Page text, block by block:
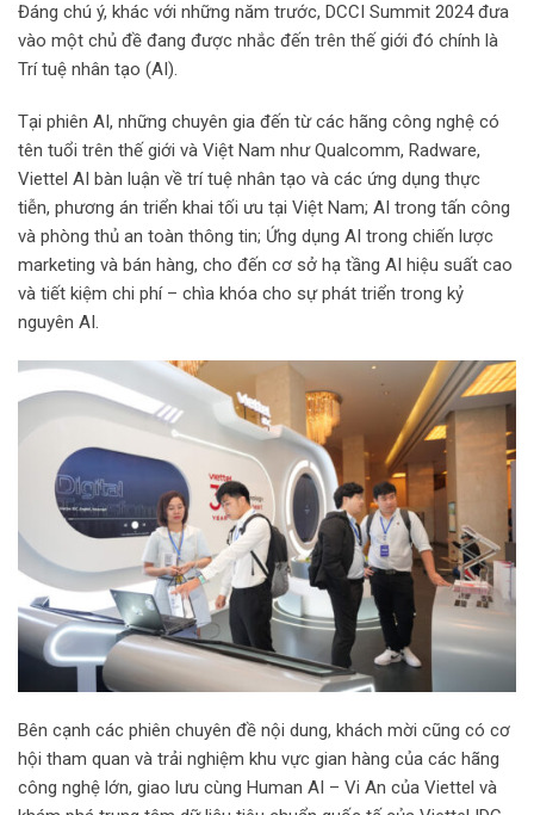
Đáng chú ý, khác với những năm trước, DCCI Summit 2024 đưa
vào một chủ đề đang được nhắc đến trên thế giới đó chính là
Trí tuệ nhân tạo (AI).
Tại phiên AI, những chuyên gia đến từ các hãng công nghệ có
tên tuổi trên thế giới và Việt Nam như Qualcomm, Radware,
Viettel AI bàn luận về trí tuệ nhân tạo và các ứng dụng thực
tiễn, phương án triển khai tối ưu tại Việt Nam; AI trong tấn công
và phòng thủ an toàn thông tin; Ứng dụng AI trong chiến lược
marketing và bán hàng, cho đến cơ sở hạ tầng AI hiệu suất cao
và tiết kiệm chi phí – chìa khóa cho sự phát triển trong kỷ
nguyên AI.
Bên cạnh các phiên chuyên đề nội dung, khách mời cũng có cơ
hội tham quan và trải nghiệm khu vực gian hàng của các hãng
công nghệ lớn, giao lưu cùng Human AI – Vi An của Viettel và